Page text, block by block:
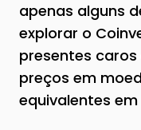
apenas alguns
explorar o
presentes caros
preços em
equivalentes